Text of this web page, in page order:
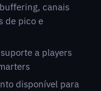
canais
de pico e
a players
disponível para